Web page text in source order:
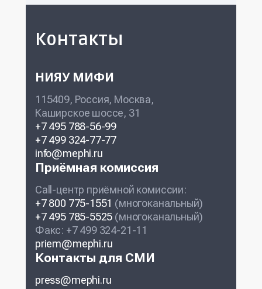
Контакты
НИЯУ МИФИ
115409, Россия, Москва,
Каширское шоссе, 31
+7 495 788-56-99
+7 499 324-77-77
info@mephi.ru
Приёмная комиссия
Call-центр приёмной комиссии:
+7 800 775-1551 (многоканальный)
+7 495 785-5525 (многоканальный)
Факс: +7 499 324-21-11
priem@mephi.ru
Контакты для СМИ
press@mephi.ru